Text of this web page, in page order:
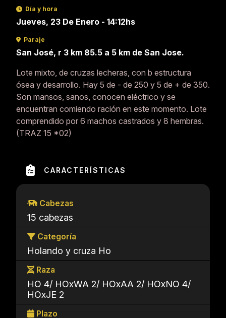
Día y hora
Jueves, 23 De Enero - 14:12hs
Paraje
San José, r 3 km 85.5 a 5 km de San Jose.
Lote mixto, de cruzas lecheras, con b estructura
ósea y desarrollo. Hay 5 de - de 250 y 5 de + de 350.
Son mansos, sanos, conocen eléctrico y se
encuentran comiendo ración en este momento. Lote
comprendido por 6 machos castrados y 8 hembras.
(TRAZ 15 *02)
CARACTERÍSTICAS
Cabezas
15 cabezas
Categoría
Holando y cruza Ho
Raza
HO 4/ HOxWA 2/ HOxAA 2/ HOxNO 4/
HOxJE 2
Plazo